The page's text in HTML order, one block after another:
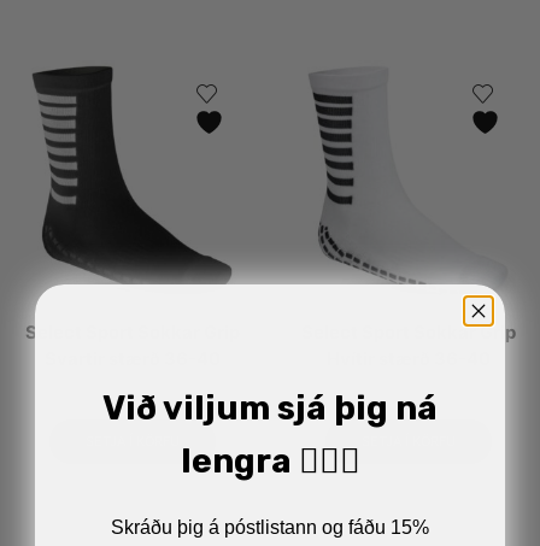
Select Sport Sokkar Grip
Select Sport Sokkar Grip
Við viljum sjá þig ná
lengra 🏋🏼‍♂️
Skráðu þig á póstlistann og fáðu 15%